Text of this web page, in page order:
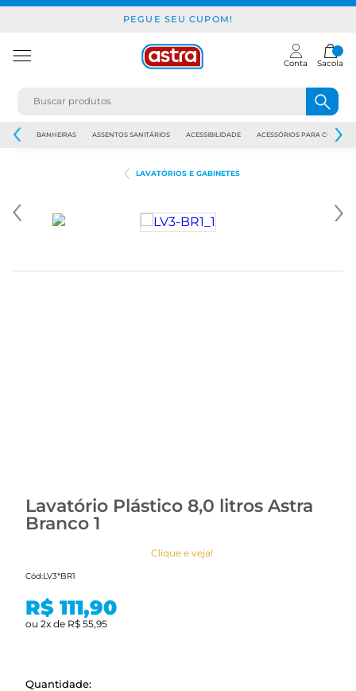
PEGUE SEU CUPOM!
Conta Sacola
JAPI BANHEIRAS ASSENTOS SANITÁRIOS ACESSIBILIDADE ACESSÓRIOS PARA
LAVATÓRIOS E GABINETES
Lavatório Plástico 8,0 litros Astra
Branco 1
Clique e veja!
Cód:LV3*BR1
R$ 111,90
ou 2x de R$ 55,95
Quantidade: